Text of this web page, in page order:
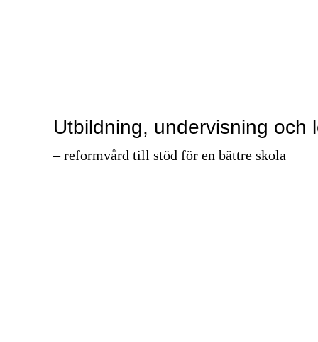
Utbildning, undervisning och
– reformvård till stöd för en bättre skola